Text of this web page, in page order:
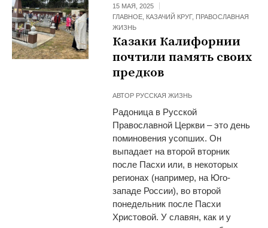
15 МАЯ, 2025
ГЛАВНОЕ КАЗАЧИЙ КРУГ, ПРАВОСЛАВНАЯ
ЖИЗНЬ
Казаки Калифорнии
почтили память своих
предков
АВТОР РУССКАЯ ЖИЗНЬ
Радоница в Русской
Православной Церкви – это день
поминовения усопших. Он
выпадает на второй вторник
после Пасхи или, в некоторых
регионах (например, на Юго-
западе России), во второй
понедельник после Пасхи
Христовой. У славян, как и у